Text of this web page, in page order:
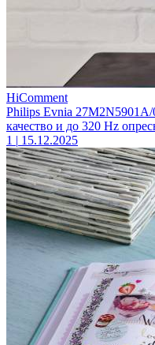
HiComment
Philips Evnia
качество и до 320 Hz
1 | 15.12.2025